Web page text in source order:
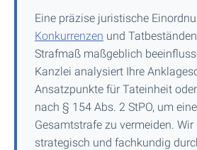
Eine präzise juristische
Konkurrenzen und
Strafmaß maßgeblich
Kanzlei analysiert Ihre
Ansatzpunkte für Tateinheit
nach § 154 Abs. 2 StPO, um
Gesamtstrafe zu vermeiden. Wir
strategisch und fachkundig